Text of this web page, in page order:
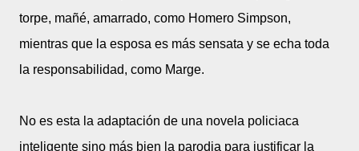
torpe, mañé, amarrado, como Homero Simpson,
mientras que la esposa es más sensata y se echa toda
la responsabilidad, como Marge.
No es esta la adaptación de una novela policiaca
inteligente sino más bien la parodia para justificar la